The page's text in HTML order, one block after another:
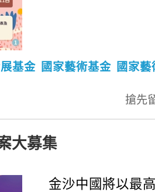
基金 國家藝術基金 國家
搶先
大募集
金沙中國將以最